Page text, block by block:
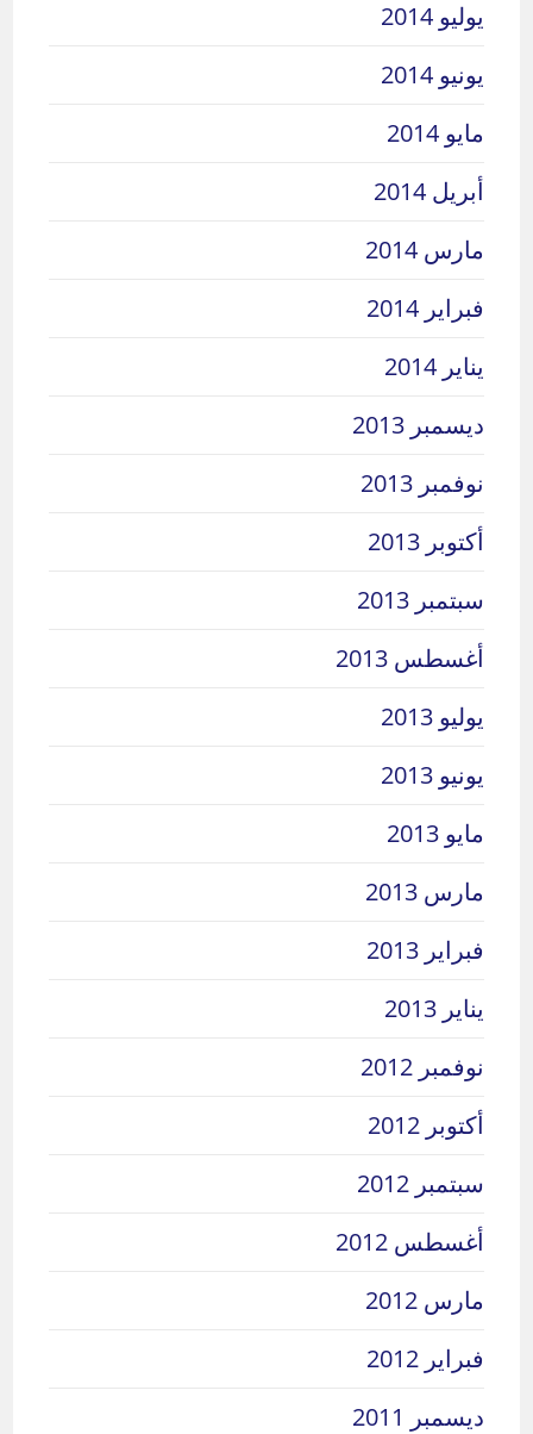
يوليو 2014
يونيو 2014
مايو 2014
أبريل 2014
مارس 2014
فبراير 2014
يناير 2014
ديسمبر 2013
نوفمبر 2013
أكتوبر 2013
سبتمبر 2013
أغسطس 2013
يوليو 2013
يونيو 2013
مايو 2013
مارس 2013
فبراير 2013
يناير 2013
نوفمبر 2012
أكتوبر 2012
سبتمبر 2012
أغسطس 2012
مارس 2012
فبراير 2012
ديسمبر 2011